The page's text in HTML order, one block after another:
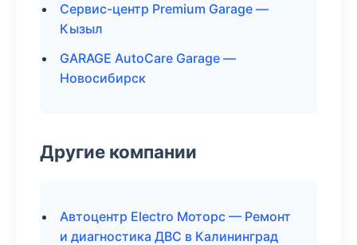
Сервис-центр Premium Garage —
Кызыл
GARAGE AutoCare Garage —
Новосибирск
Другие компании
Автоцентр Electro Моторс — Ремонт
и диагностика ДВС в Калининград